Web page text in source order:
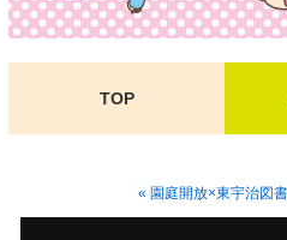
TOP
« 園庭開放×東宇治図